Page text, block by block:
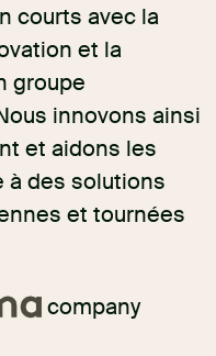
courts avec la
et la
groupe
innovons ainsi
et aidons les
à des solutions
et tournées
company